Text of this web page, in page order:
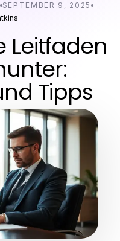
SEPTEMBER 9, 2025
Leitfaden
Tipps